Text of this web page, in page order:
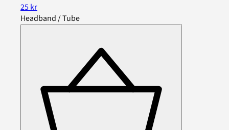
25 kr
Headband / Tube